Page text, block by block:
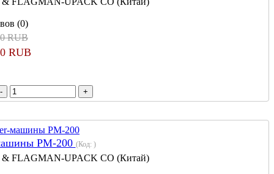
(0)
RUB
RUB
PM-200 (Код: )
& FLAGMAN-UPACK CO (Китай)